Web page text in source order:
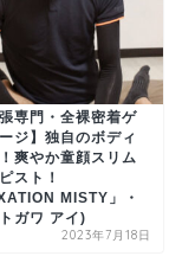
張専門・全裸密着ゲ
ジ】独自のボディ
爽やか童顔スリム
スト！
MISTY」・
ガワ アイ)
2023年7月18日